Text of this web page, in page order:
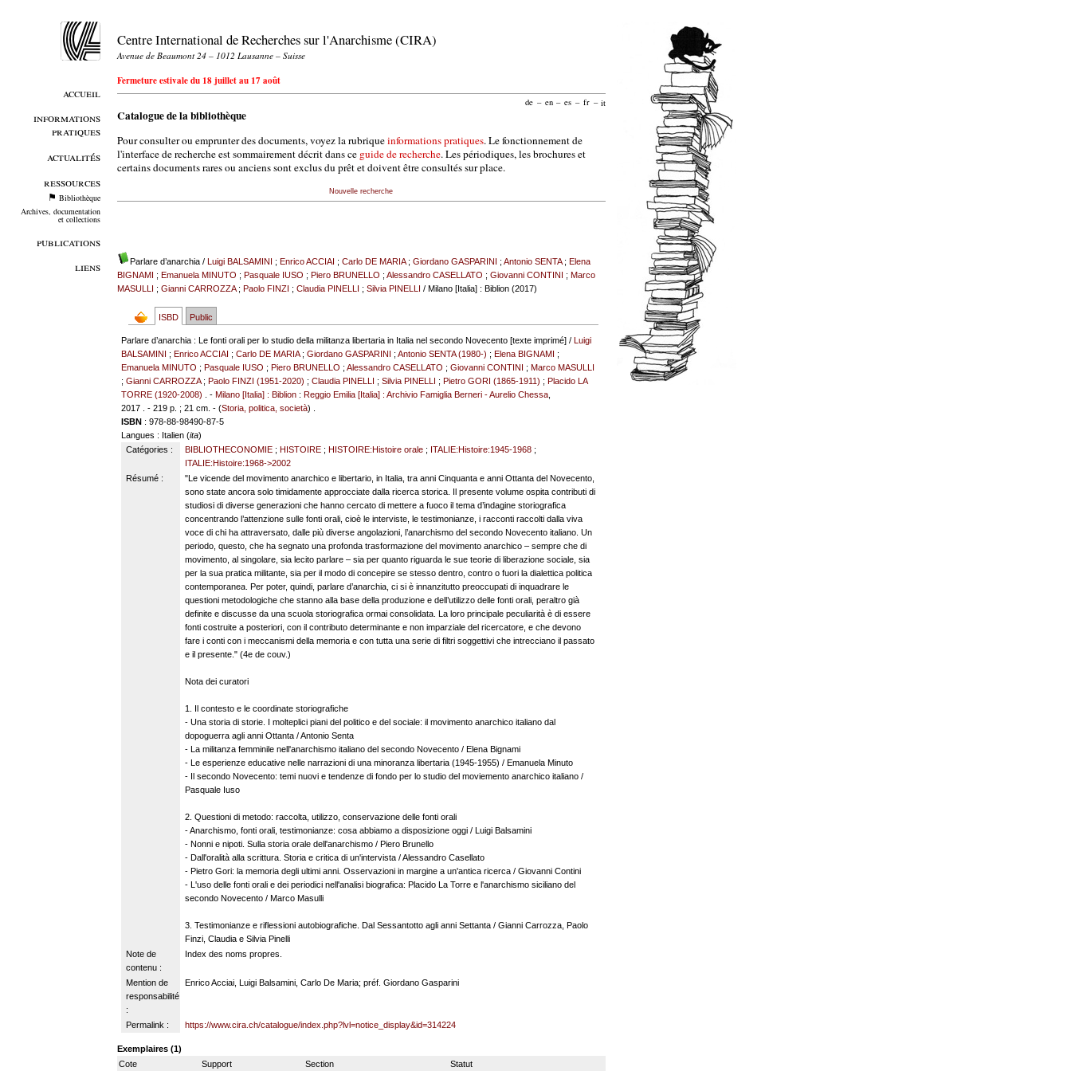
accueil
informations
pratiques
actualités
ressources
Bibliothèque
Archives, documentation
et collections
publications
liens
Centre International de Recherches sur l'Anarchisme (CIRA)
Avenue de Beaumont 24 – 1012 Lausanne – Suisse
Fermeture estivale du 18 juillet au 17 août
de – en – es – fr – it
Catalogue de la bibliothèque
Pour consulter ou emprunter des documents, voyez la rubriqueinformations pratiques. Le fonctionnement de
l'interface de recherche est sommairement décrit dans ce guide de recherche. Les périodiques, les brochures et
certains documents rares ou anciens sont exclus du prêt et doivent être consultés sur place.
Nouvelle recherche
Parlare d’anarchia/ Luigi BALSAMINI ; Enrico ACCIAI ; Carlo DE MARIA; Giordano GASPARINI ; Antonio SENTA; Elena
BIGNAMI ; Emanuela MINUTO ; Pasquale IUSO ; Piero BRUNELLO ; Alessandro CASELLATO ; Giovanni CONTINI ; Marco
MASULLI ; Gianni CARROZZA; Paolo FINZI ; Claudia PINELLI ; Silvia PINELLI / Milano [Italia] : Biblion (2017)
ISBD Public
Parlare d’anarchia : Le fonti orali per lo studio della militanza libertaria in Italia nel secondo Novecento [texte imprimé] /Luigi
BALSAMINI ;Enrico ACCIAI ;Carlo DE MARIA;Giordano GASPARINI ;Antonio SENTA (1980-) ;Elena BIGNAMI ;
Emanuela MINUTO ;Pasquale IUSO ;Piero BRUNELLO ;Alessandro CASELLATO ;Giovanni CONTINI ;Marco MASULLI
;Gianni CARROZZA;Paolo FINZI (1951-2020) ;Claudia PINELLI ;Silvia PINELLI ;Pietro GORI (1865-1911) ;Placido LA
TORRE (1920-2008)
. -Milano [Italia] : Biblion :Reggio Emilia [Italia] : Archivio Famiglia Berneri - Aurelio Chessa
2017 . - 219 p. ; 21 cm. - (Storia, politica, società) .
ISBN : 978-88-98490-87-5
Langues : Italien (ita)
Catégories :
BIBLIOTHECONOMIE; HISTOIRE; HISTOIRE:Histoire orale; ITALIE:Histoire:1945-1968;
ITALIE:Histoire:1968->2002
Résumé :
"Le vicende del movimento anarchico e libertario, in Italia, tra anni Cinquanta e anni Ottanta del Novecento,
sono state ancora solo timidamente approcciate dalla ricerca storica. Il presente volume ospita contributi di
studiosi di diverse generazioni che hanno cercato di mettere a fuoco il tema d’indagine storiografica
concentrando l’attenzione sulle fonti orali, cioè le interviste, le testimonianze, i racconti raccolti dalla viva
voce di chi ha attraversato, dalle più diverse angolazioni, l’anarchismo del secondo Novecento italiano. Un
periodo, questo, che ha segnato una profonda trasformazione del movimento anarchico – sempre che di
movimento, al singolare, sia lecito parlare – sia per quanto riguarda le sue teorie di liberazione sociale, sia
per la sua pratica militante, sia per il modo di concepire se stesso dentro, contro o fuori la dialettica politica
contemporanea. Per poter, quindi, parlare d’anarchia, ci si è innanzitutto preoccupati di inquadrare le
questioni metodologiche che stanno alla base della produzione e dell’utilizzo delle fonti orali, peraltro già
definite e discusse da una scuola storiografica ormai consolidata. La loro principale peculiarità è di essere
fonti costruite a posteriori, con il contributo determinante e non imparziale del ricercatore, e che devono
fare i conti con i meccanismi della memoria e con tutta una serie di filtri soggettivi che intrecciano il passato
e il presente." (4e de couv.)
Nota dei curatori
1. Il contesto e le coordinate storiografiche
- Una storia di storie. I molteplici piani del politico e del sociale: il movimento anarchico italiano dal
dopoguerra agli anni Ottanta / Antonio Senta
- La militanza femminile nell'anarchismo italiano del secondo Novecento / Elena Bignami
- Le esperienze educative nelle narrazioni di una minoranza libertaria (1945-1955) / Emanuela Minuto
- Il secondo Novecento: temi nuovi e tendenze di fondo per lo studio del moviemento anarchico italiano /
Pasquale Iuso
2. Questioni di metodo: raccolta, utilizzo, conservazione delle fonti orali
- Anarchismo, fonti orali, testimonianze: cosa abbiamo a disposizione oggi / Luigi Balsamini
- Nonni e nipoti. Sulla storia orale dell'anarchismo / Piero Brunello
- Dall'oralità alla scrittura. Storia e critica di un'intervista / Alessandro Casellato
- Pietro Gori: la memoria degli ultimi anni. Osservazioni in margine a un'antica ricerca / Giovanni Contini
- L'uso delle fonti orali e dei periodici nell'analisi biografica: Placido La Torre e l'anarchismo siciliano del
secondo Novecento / Marco Masulli
3. Testimonianze e riflessioni autobiografiche. Dal Sessantotto agli anni Settanta / Gianni Carrozza, Paolo
Finzi, Claudia e Silvia Pinelli
Note de
contenu :
Index des noms propres.
Mention de
responsabilité
:
Enrico Acciai, Luigi Balsamini, Carlo De Maria; préf. Giordano Gasparini
Permalink : https://www.cira.ch/catalogue/index.php?lvl=notice_display&id=314224
Exemplaires (1)
Cote
Support Section Statut